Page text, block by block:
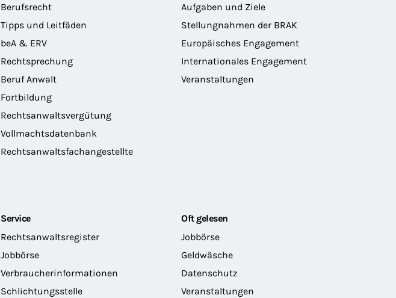
Berufsrecht
Tipps und Leitfäden
beA & ERV
Rechtsprechung
Beruf Anwalt
Fortbildung
Rechtsanwaltsvergütung
Vollmachtsdatenbank
Rechtsanwaltsfachangestellte
Aufgaben und Ziele
Stellungnahmen der BRAK
Europäisches Engagement
Internationales Engagement
Veranstaltungen
Service
Rechtsanwaltsregister
Jobbörse
Verbraucherinformationen
Schlichtungsstelle
Oft gelesen
Jobbörse
Geldwäsche
Datenschutz
Veranstaltungen